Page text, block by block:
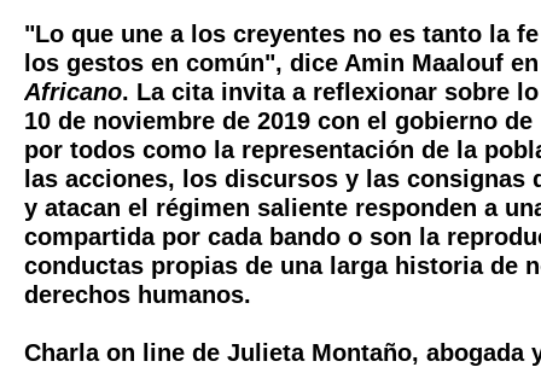
"Lo que une a los creyentes no es tanto la
los gestos en común", dice Amin Maalouf
Africano. La cita invita a reflexionar sobre
10 de noviembre de 2019 con el gobierno
por todos como la representación de la
las acciones, los discursos y las consignas
y atacan el régimen saliente responden a
compartida por cada bando o son la
conductas propias de una larga historia de
derechos humanos.
Charla on line de Julieta Montaño, abogada